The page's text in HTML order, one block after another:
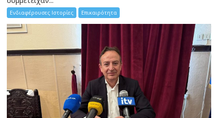
Ενδιαφέρουσες Ιστορίες Επικαιρότητα